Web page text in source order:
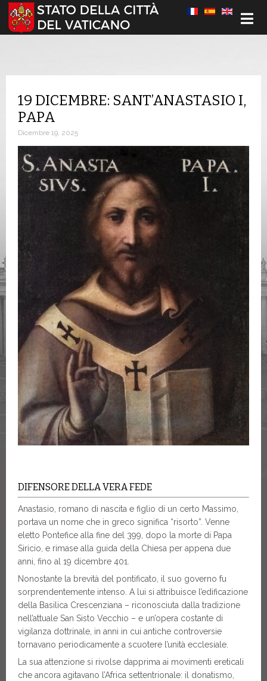
Seleziona la tua lingua
19 DICEMBRE: SANT’ANASTASIO I,
PAPA
Dicembre 19, 2025
DIFENSORE DELLA VERA FEDE
Anastasio, romano di nascita e figlio di un certo Massimo,
portava un nome che in greco significa “risorto”. Venne
eletto Pontefice alla fine del 399, dopo la morte di Papa
Siricio, e rimase alla guida della Chiesa per appena due
anni, fino al 19 dicembre 401.
Nonostante la brevità del pontificato, il suo governo fu
sorprendentemente intenso. A lui si attribuisce l’edificazione
della Basilica Crescenziana – riconosciuta dalla tradizione
nell’attuale San Sisto Vecchio – e un’opera costante di
vigilanza dottrinale, in anni in cui antiche controversie
tornavano periodicamente a scuotere l’unità ecclesiale.
La sua attenzione si rivolse dapprima ai movimenti ereticali
che ancora agitavano l’Africa settentrionale: il donatismo,